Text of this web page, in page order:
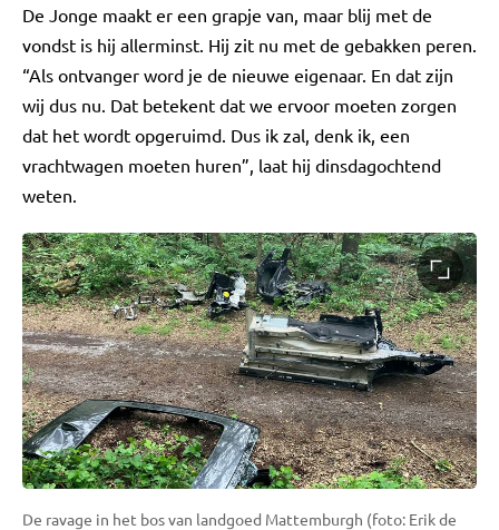
De Jonge maakt er een grapje van, maar blij met de
vondst is hij allerminst. Hij zit nu met de gebakken peren.
“Als ontvanger word je de nieuwe eigenaar. En dat zijn
wij dus nu. Dat betekent dat we ervoor moeten zorgen
dat het wordt opgeruimd. Dus ik zal, denk ik, een
vrachtwagen moeten huren”, laat hij dinsdagochtend
weten.
De ravage in het bos van landgoed Mattemburgh (foto: Erik de